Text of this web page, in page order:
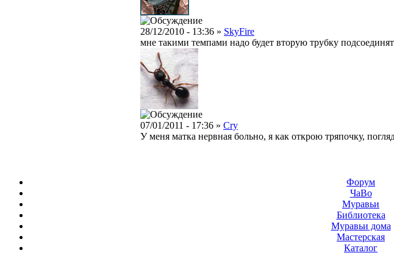
28/12/2010 - 13:36 » SkyFire
мне такими темпами надо будет вторую трубку
07/01/2011 - 17:36 » Cry
У меня матка нервная больно, я как открою тряпочку,
Форум
ЧаВо
Муравьи
Библиотека
Муравьи дома
Мастерская
Каталог